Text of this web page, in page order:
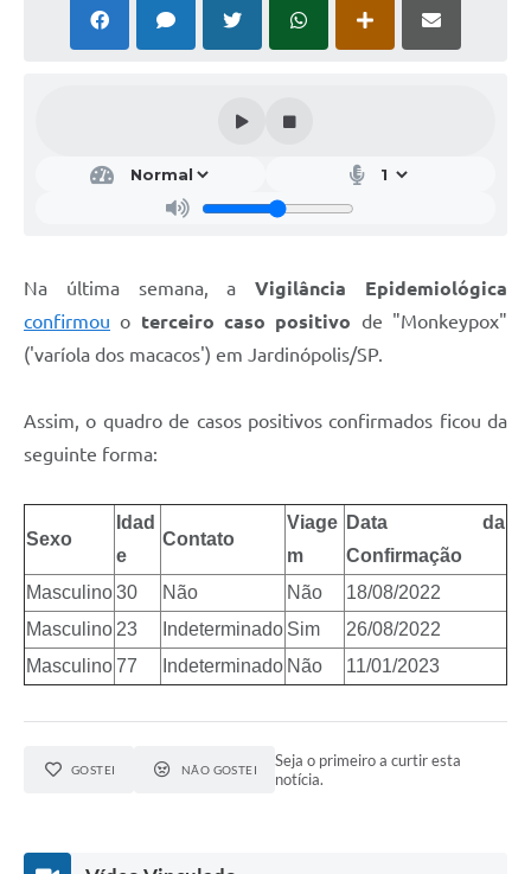
Na última semana, aVigilância Epidemiológica
confirmou o terceiro caso positivo de "Monkeypox"
('varíola dos macacos') em Jardinópolis/SP.
Assim, o quadro de casos positivos confirmados ficou da
seguinte forma:
Sexo
Idad
e
Contato
Viage
m
Data da
Confirmação
Masculino30 Não Não
18/08/2022
Masculino23 Indeterminado Sim
26/08/2022
Masculino77 Indeterminado Não 11/01/2023
GOSTEI NÃO GOSTEI
Seja o primeiro a curtir esta
notícia.